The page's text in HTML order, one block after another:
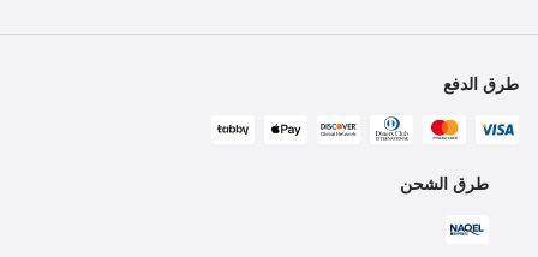
طرق الدفع
طرق الشحن